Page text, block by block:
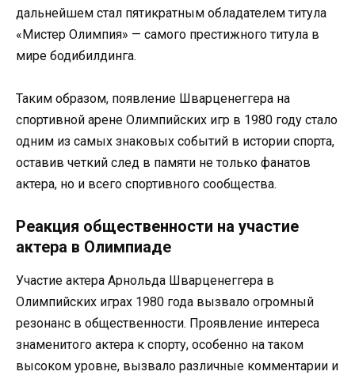
дальнейшем стал пятикратным обладателем титула
«Мистер Олимпия» — самого престижного титула в
мире бодибилдинга.
Таким образом, появление Шварценеггера на
спортивной арене Олимпийских игр в 1980 году стало
одним из самых знаковых событий в истории спорта,
оставив четкий след в памяти не только фанатов
актера, но и всего спортивного сообщества.
Реакция общественности на участие
актера в Олимпиаде
Участие актера Арнольда Шварценеггера в
Олимпийских играх 1980 года вызвало огромный
резонанс в общественности. Проявление интереса
знаменитого актера к спорту, особенно на таком
высоком уровне, вызвало различные комментарии и